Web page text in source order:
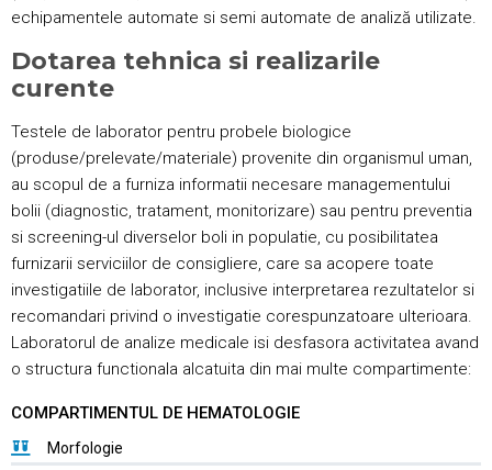
echipamentele automate si semi automate de analiză utilizate.
Dotarea tehnica si realizarile
curente
Testele de laborator pentru probele biologice
(produse/prelevate/materiale) provenite din organismul uman,
au scopul de a furniza informatii necesare managementului
bolii (diagnostic, tratament, monitorizare) sau pentru preventia
si screening-ul diverselor boli in populatie, cu posibilitatea
furnizarii serviciilor de consigliere, care sa acopere toate
investigatiile de laborator, inclusive interpretarea rezultatelor si
recomandari privind o investigatie corespunzatoare ulterioara.
Laboratorul de analize medicale isi desfasora activitatea avand
o structura functionala alcatuita din mai multe compartimente:
COMPARTIMENTUL DE HEMATOLOGIE
Morfologie